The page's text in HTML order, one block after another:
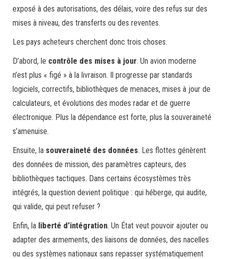
exposé à des autorisations, des délais, voire des refus sur des
mises à niveau, des transferts ou des reventes.
Les pays acheteurs cherchent donc trois choses.
D’abord, le contrôle des mises à jour. Un avion moderne
n’est plus « figé » à la livraison. Il progresse par standards
logiciels, correctifs, bibliothèques de menaces, mises à jour de
calculateurs, et évolutions des modes radar et de guerre
électronique. Plus la dépendance est forte, plus la souveraineté
s’amenuise.
Ensuite, la souveraineté des données. Les flottes génèrent
des données de mission, des paramètres capteurs, des
bibliothèques tactiques. Dans certains écosystèmes très
intégrés, la question devient politique : qui héberge, qui audite,
qui valide, qui peut refuser ?
Enfin, la liberté d’intégration. Un État veut pouvoir ajouter ou
adapter des armements, des liaisons de données, des nacelles
ou des systèmes nationaux sans repasser systématiquement